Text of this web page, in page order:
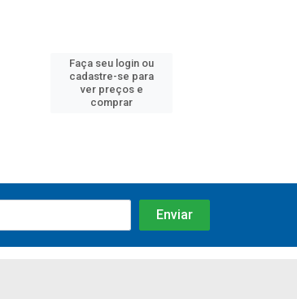
Faça seu login ou
cadastre-se para
ver preços e
comprar